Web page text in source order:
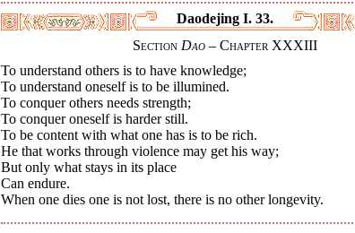
Daodejing I. 33.
Section Dao – Chapter XXXIII
To understand others is to have knowledge;
To understand oneself is to be illumined.
To conquer others needs strength;
To conquer oneself is harder still.
To be content with what one has is to be rich.
He that works through violence may get his way;
But only what stays in its place
Can endure.
When one dies one is not lost, there is no other longevity.